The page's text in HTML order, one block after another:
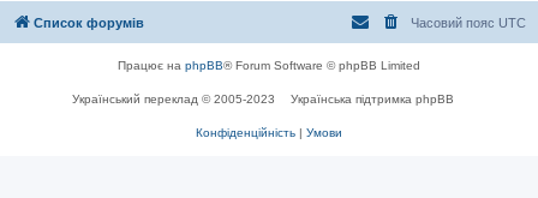
Список форумів Часовий пояс UTC
Працює на phpBB® Forum Software © phpBB Limited
Український переклад © 2005-2023 Українська підтримка phpBB
Конфіденційність | Умови